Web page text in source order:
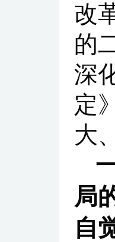
改
的
深
定
大
局
自